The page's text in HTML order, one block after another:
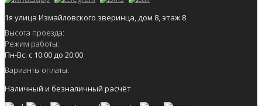
1я улица Измайловского зверинца, дом 8, этаж 8
Высота проезда:
Режим работы:
Пн-Вс: с 10:00 до 20:00
Варианты оплаты:
Наличный и безналичный расчёт